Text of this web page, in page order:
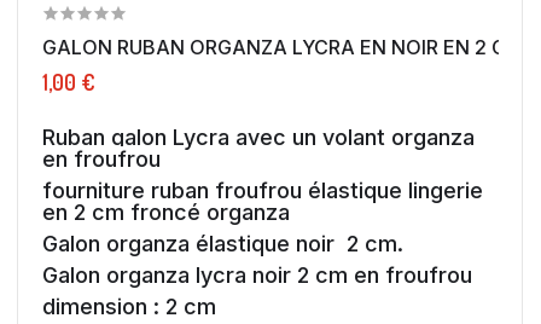
GALON RUBAN ORGANZA LYCRA EN NOIR EN 2 CM
1,00 €
Ruban galon Lycra avec un volant organza
en froufrou
fourniture ruban froufrou élastique lingerie
en 2 cm froncé organza
Galon organza élastique noir 2 cm.
Galon organza lycra noir 2 cm en froufrou
dimension : 2 cm